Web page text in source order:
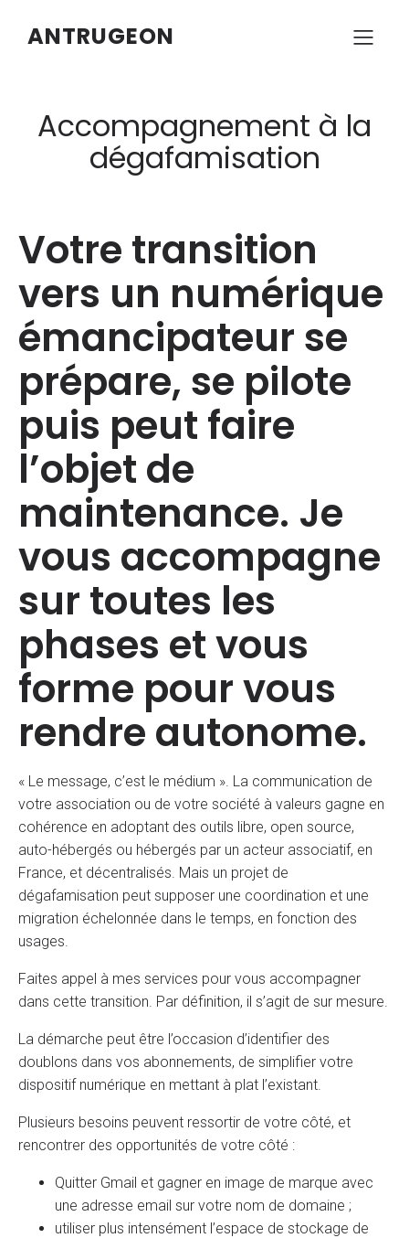
ANTRUGEON
Accompagnement à la
dégafamisation
Votre transition
vers un numérique
émancipateur se
prépare, se pilote
puis peut faire
l’objet de
maintenance. Je
vous accompagne
sur toutes les
phases et vous
forme pour vous
rendre autonome.
« Le message, c’est le médium ». La communication de
votre association ou de votre société à valeurs gagne en
cohérence en adoptant des outils libre, open source,
auto-hébergés ou hébergés par un acteur associatif, en
France, et décentralisés. Mais un projet de
dégafamisation peut supposer une coordination et une
migration échelonnée dans le temps, en fonction des
usages.
Faites appel à mes services pour vous accompagner
dans cette transition. Par définition, il s’agit de sur mesure.
La démarche peut être l’occasion d’identifier des
doublons dans vos abonnements, de simplifier votre
dispositif numérique en mettant à plat l’existant.
Plusieurs besoins peuvent ressortir de votre côté, et
rencontrer des opportunités de votre côté :
Quitter Gmail et gagner en image de marque avec
une adresse email sur votre nom de domaine ;
utiliser plus intensément l’espace de stockage de